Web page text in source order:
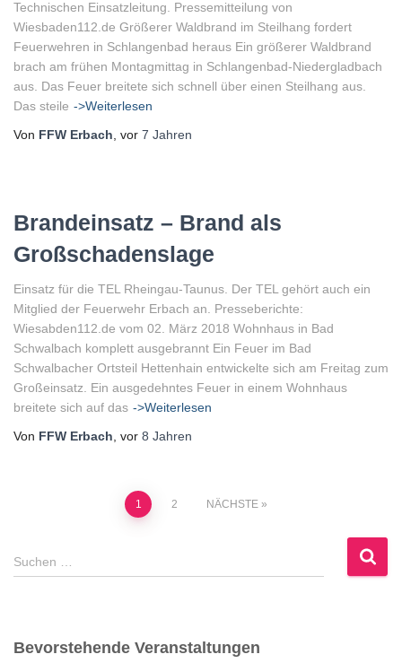
Technischen Einsatzleitung. Pressemitteilung von
Wiesbaden112.de Größerer Waldbrand im Steilhang fordert
Feuerwehren in Schlangenbad heraus Ein größerer Waldbrand
brach am frühen Montagmittag in Schlangenbad-Niedergladbach
aus. Das Feuer breitete sich schnell über einen Steilhang aus.
Das steile ->Weiterlesen
Von FFW Erbach , vor 7 Jahren
Brandeinsatz – Brand als
Großschadenslage
Einsatz für die TEL Rheingau-Taunus. Der TEL gehört auch ein
Mitglied der Feuerwehr Erbach an. Presseberichte:
Wiesabden112.de vom 02. März 2018 Wohnhaus in Bad
Schwalbach komplett ausgebrannt Ein Feuer im Bad
Schwalbacher Ortsteil Hettenhain entwickelte sich am Freitag zum
Großeinsatz. Ein ausgedehntes Feuer in einem Wohnhaus
breitete sich auf das ->Weiterlesen
Von FFW Erbach , vor 8 Jahren
Seitennummerierung
der
1 2 NÄCHSTE
S
u
n
Suchen …
Bevorstehende Veranstaltungen